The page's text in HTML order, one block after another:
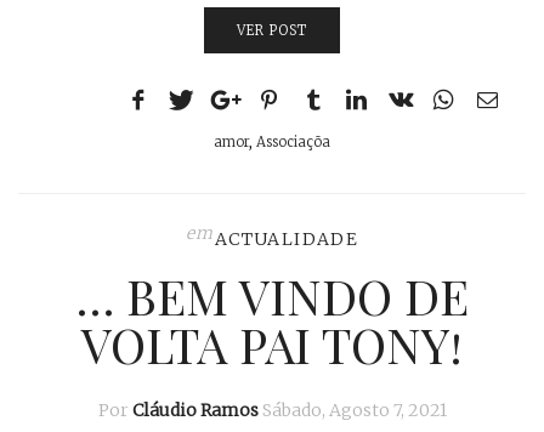
VER POST
amor, Associaçõa
emACTUALIDADE
… BEM VINDO DE
VOLTA PAI TONY!
Por Cláudio Ramos Sábado, Agosto 7, 2021